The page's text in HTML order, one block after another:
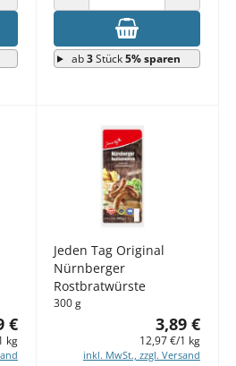
ERHÖHENANZAHL VERRINGERN ANZAHL
ab3Stück5% sparen
€
kg
Jeden Tag Original
Nürnberger
Rostbratwürste
300 g
3,89 €
12,97 €/1 kg
inkl. MwSt., zzgl. Versand